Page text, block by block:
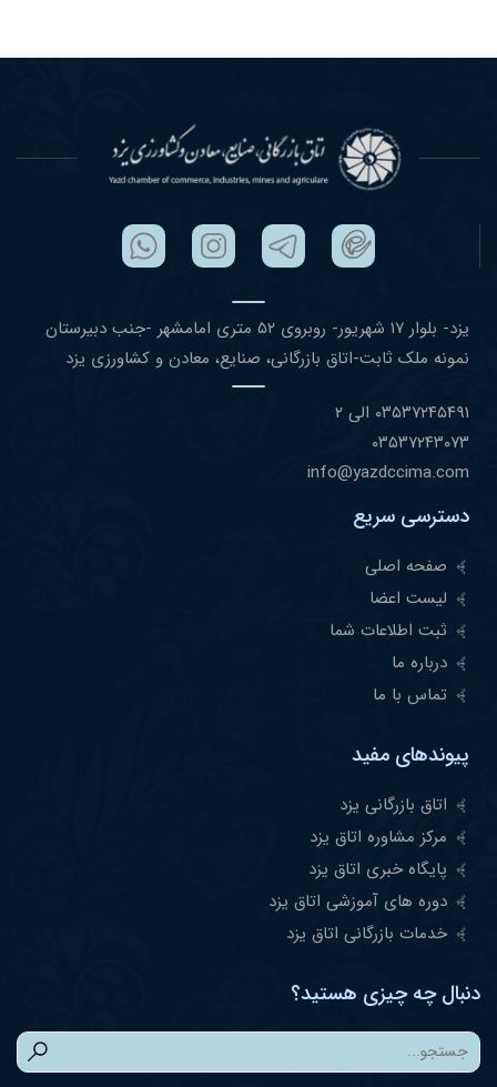
یزد- بلوار ١٧ شهریور- روبروی ۵٢ متری امامشهر -جنب دبیرستان
نمونه ملک ثابت-اتاق بازرگانی، صنایع، معادن و کشاورزی یزد
۰٣۵٣٧٢۴۵۴٩١ الی ۲
۰٣۵٣٧٢۴٣۰٧٣
info@yazdccima.com
دسترسی سریع
صفحه اصلی
لیست اعضا
ثبت اطلاعات شما
درباره ما
تماس با ما
پیوندهای مفید
اتاق بازرگانی یزد
مرکز مشاوره اتاق یزد
پایگاه خبری اتاق یزد
دوره های آموزشی اتاق یزد
خدمات بازرگانی اتاق یزد
دنبال چه چیزی هستید؟